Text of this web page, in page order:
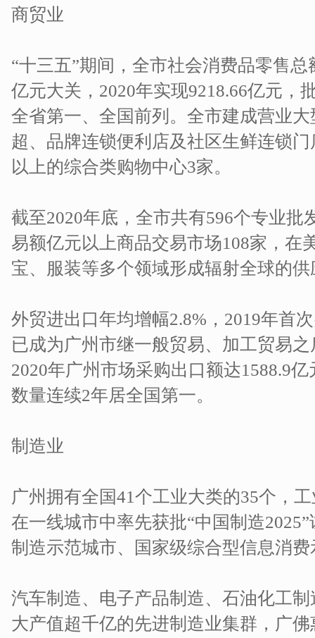
商贸业
“十三五”期间，全市社会消费品零售
亿元大关，2020年实现9218.66亿元，
全省第一、全国前列。全市建成营业
超、品牌连锁便利店及社区生鲜连锁
以上的综合类购物中心3家。
截至2020年底，全市共有596个专业批
易额亿元以上商品交易市场108家，在
宝、服装等多个领域形成辐射全球的
外贸进出口年均增幅2.8%，2019年首
已成为广州市继一般贸易、加工贸易
2020年广州市场采购出口额达1588.9
数量连续2年居全国第一。
制造业
广州拥有全国41个工业大类的35个，
在一线城市中率先获批“中国制造
制造示范城市、国家级综合型信息消
汽车制造、电子产品制造、石油化工
大产值超千亿的先进制造业集群，广